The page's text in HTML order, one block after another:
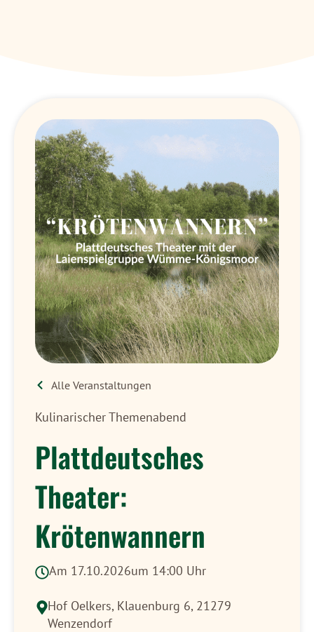
Alle Veranstaltungen
Kulinarischer Themenabend
Plattdeutsches
Theater:
Krötenwannern
Am 17.10.2026um 14:00 Uhr
Hof Oelkers, Klauenburg 6, 21279
Wenzendorf